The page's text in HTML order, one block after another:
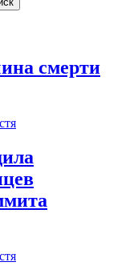
смерти